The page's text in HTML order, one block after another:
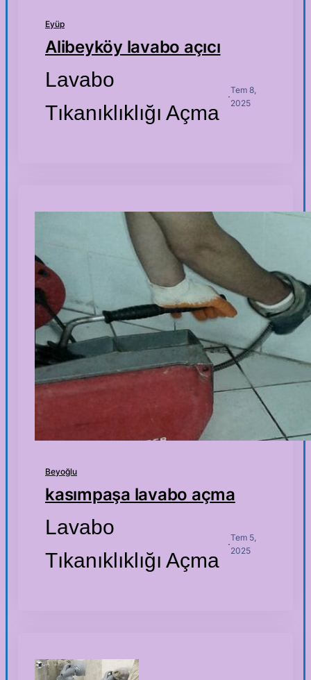
Eyüp
Alibeyköy lavabo açıcı
Lavabo
Tıkanıklıklığı Açma
·
Tem 8,
2025
Beyoğlu
kasımpaşa lavabo açma
Lavabo
Tıkanıklıklığı Açma
·
Tem 5,
2025